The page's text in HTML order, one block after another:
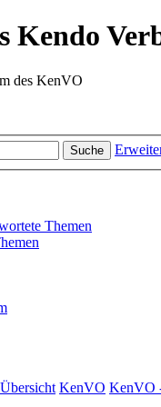
Kendo
des KenVO
Suche
Themen
KenVO KenVO